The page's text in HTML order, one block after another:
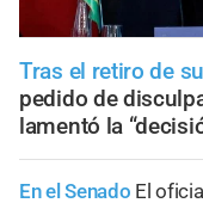
Tras el retiro de
pedido de
lamentó la
En el Senado El